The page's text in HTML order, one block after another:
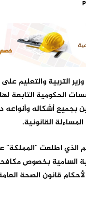
التربية والتعليم
الحكومية التابعة لها
بجميع أشكاله وأنواعه
القانونية.
الذي اطلعت "المملكة"
السامية بخصوص